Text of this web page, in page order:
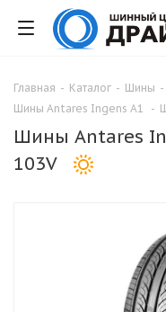
Главная - Каталог - Шины -
Шины Antares Ingens A1
-
Шины Antares
103V